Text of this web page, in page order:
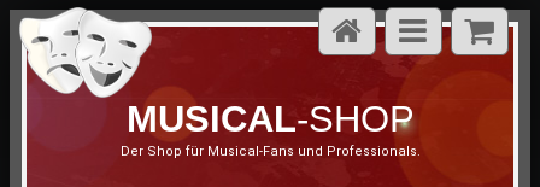
MUSICAL-SHOP
Der Shop für Musical-Fans und Professionals.